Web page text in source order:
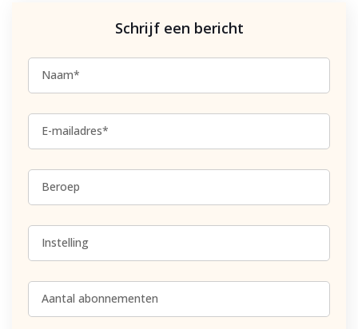
Schrijf een bericht
Naam*
E-mailadres*
Beroep
Instelling
Aantal abonnementen